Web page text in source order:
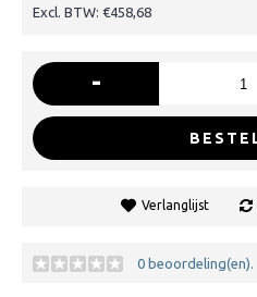
Excl. BTW: €458,68
-
Verlanglijst
0 beoordeling(en).